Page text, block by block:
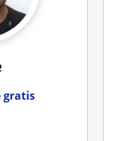
gratis